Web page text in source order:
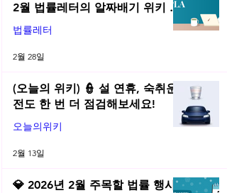
2월 법률레터의 알짜배기 위키 모
음! | 2026년 2월 네플라 법률레터
법률레터
2월 28일
(오늘의 위키) 👮 설 연휴, 숙취운
전도 한 번 더 점검해보세요!
오늘의위키
2월 13일
💎 2026년 2월 주목할 법률 행사